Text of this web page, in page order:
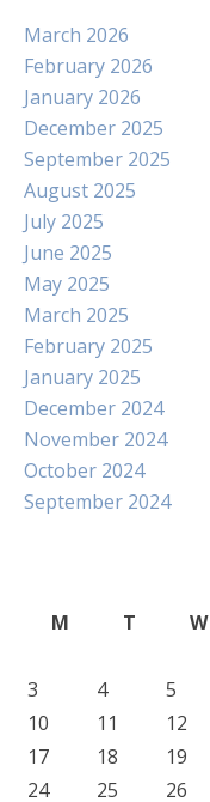
March 2026
February 2026
January 2026
December 2025
September 2025
August 2025
July 2025
June 2025
May 2025
March 2025
February 2025
January 2025
December 2024
November 2024
October 2024
September 2024
M
T W
3
4 5
10
11 12
17
18 19
24
25 26